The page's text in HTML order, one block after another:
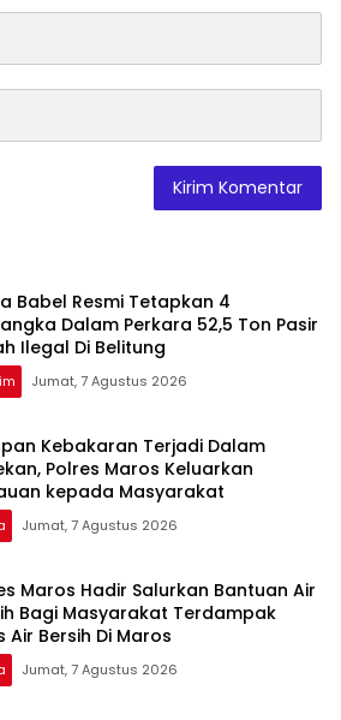
Babel Resmi Tetapkan 4
Dalam Perkara 52,5 Ton Pasir
Ilegal Di Belitung
Jumat, 7 Agustus 2026
Kebakaran Terjadi Dalam
Polres Maros Keluarkan
kepada Masyarakat
Jumat, 7 Agustus 2026
Maros Hadir Salurkan Bantuan Air
Bagi Masyarakat Terdampak
Air Bersih Di Maros
Jumat, 7 Agustus 2026